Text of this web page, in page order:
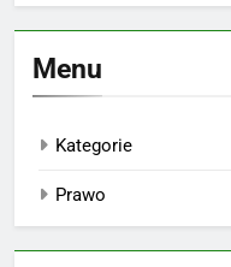
Menu
Kategorie
Prawo